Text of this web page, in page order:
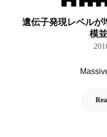
遺伝子発現レベルが
模